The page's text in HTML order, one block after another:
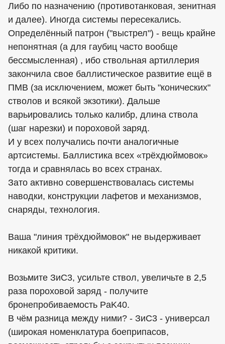
Либо по назначению (противотанковая, зенитная
и далее). Иногда системы пересекались.
Определённый патрон ("выстрел") - вещь крайне
непонятная (а для гаубиц часто вообще
бессмысленная) , ибо ствольная артиллерия
закончила свое баллистическое развитие ещё в
ПМВ (за исключением, может быть "конических"
стволов и всякой экзотики). Дальше
варьировались только калибр, длина ствола
(шаг нарезки) и пороховой заряд.
И у всех получались почти аналогичные
артсистемы. Баллистика всех «трёхдюймовок»
тогда и сравнялась во всех странах.
Зато активно совершенствовалась системы
наводки, конструкции лафетов и механизмов,
снаряды, технология.
Ваша "линия трёхдюймовок" не выдерживает
никакой критики.
Возьмите ЗиС3, усильте ствол, увеличьте в 2,5
раза пороховой заряд - получите
бронепробиваемость PaK40.
В чём разница между ними? - ЗиС3 - универсал
(широкая номенклатура боеприпасов,